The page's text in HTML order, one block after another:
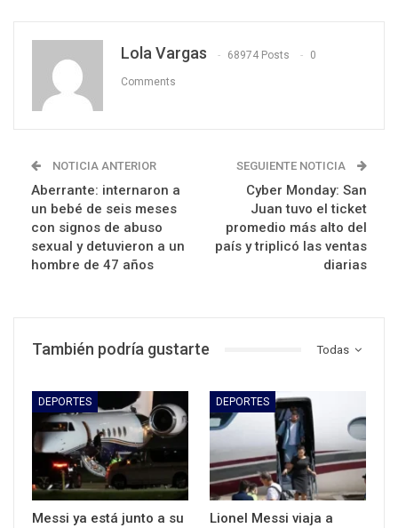
Lola Vargas 68974 Posts 0
Comments
NOTICIA ANTERIOR
Aberrante: internaron a
un bebé de seis meses
con signos de abuso
sexual y detuvieron a un
hombre de 47 años
SEGUIENTE NOTICIA
Cyber Monday: San
Juan tuvo el ticket
promedio más alto del
país y triplicó las ventas
diarias
Todas
También podría gustarte
DEPORTES
Messi ya está junto a su
DEPORTES
Lionel Messi viaja a